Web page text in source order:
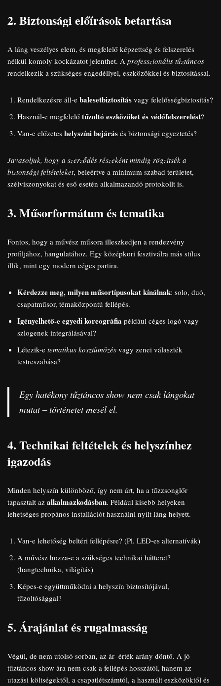
2. Biztonsági előírások betartása
A láng veszélyes elem, és megfelelő képzettség és felszerelés
nélkül komoly kockázatot jelenthet. A professzionális tűztáncos
rendelkezik a szükséges engedéllyel, eszközökkel és biztosítással.
Rendelkezésre áll-e balesetbiztosítás vagy felelősségbiztosítás?
Használ-e megfelelő tűzoltó eszközöket és védőfelszerelést?
Van-e előzetes helyszíni bejárás és biztonsági egyeztetés?
Javasoljuk, hogy a szerződés részeként mindig rögzítsék a
biztonsági feltételeket, beleértve a minimum szabad területet,
szélviszonyokat és eső esetén alkalmazandó protokollt is.
3. Műsorformátum és tematika
Fontos, hogy a művész műsora illeszkedjen a rendezvény
profiljához, hangulatához. Egy középkori fesztiválra más stílus
illik, mint egy modern céges partira.
Kérdezze meg, milyen műsortípusokat kínálnak: solo, duó,
csapatműsor, témaközpontú fellépés.
Igényelhető-e egyedi koreográfia például céges logó vagy
szlogenek integrálásával?
Létezik-e tematikus kosztümözés vagy zenei választék
testreszabása?
Egy hatékony tűztáncos show nem csak lángokat
mutat – történetet mesél el.
4. Technikai feltételek és helyszínhez
igazodás
Minden helyszín különböző, így nem árt, ha a tűzzsonglőr
tapasztalt az alkalmazkodásban. Például kisebb helyeken
lehetséges propános installációt használni nyílt láng helyett.
Van-e lehetőség beltéri fellépésre? (Pl. LED-es alternatívák)
A művész hozza-e a szükséges technikai hátteret?
(hangtechnika, világítás)
Képes-e együttműködni a helyszín biztosítójával,
tűzoltósággal?
5. Árajánlat és rugalmasság
Végül, de nem utolsó sorban, az ár–érték arány döntő. A jó
tűztáncos show ára nem csak a fellépés hosszától, hanem az
utazási költségektől, a csapatlétszámtól, a használt eszközöktől és